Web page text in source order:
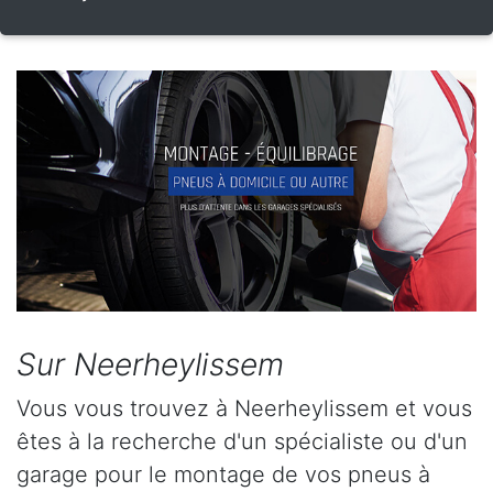
Sur Neerheylissem
Vous vous trouvez à Neerheylissem et vous
êtes à la recherche d'un spécialiste ou d'un
garage pour le montage de vos pneus à